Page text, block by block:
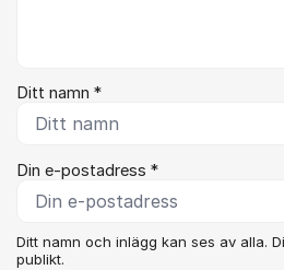
Ditt namn *
Din e-postadress *
Ditt namn och inlägg kan ses av alla.
publikt.